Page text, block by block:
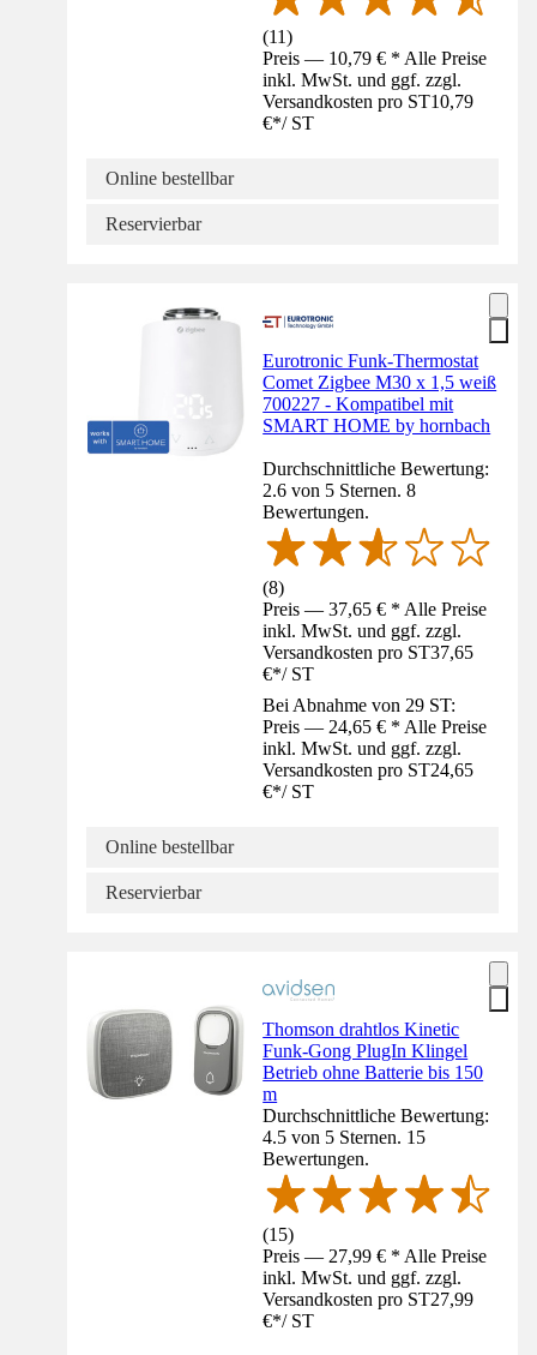
(11)
Preis — 10,79 € * Alle Preise
inkl. MwSt. und ggf. zzgl.
Versandkosten pro ST10,79
€*/ ST
Online bestellbar
Reservierbar
Eurotronic Funk-Thermostat
Comet Zigbee M30 x 1,5 weiß
700227 - Kompatibel mit
SMART HOME by hornbach
Durchschnittliche Bewertung:
2.6 von 5 Sternen. 8
Bewertungen.
(8)
Preis — 37,65 € * Alle Preise
inkl. MwSt. und ggf. zzgl.
Versandkosten pro ST37,65
€*/ ST
Bei Abnahme von 29 ST:
Preis — 24,65 € * Alle Preise
inkl. MwSt. und ggf. zzgl.
Versandkosten pro ST24,65
€*/ ST
Online bestellbar
Reservierbar
Thomson drahtlos Kinetic
Funk-Gong PlugIn Klingel
Betrieb ohne Batterie bis 150
m
Durchschnittliche Bewertung:
4.5 von 5 Sternen. 15
Bewertungen.
(15)
Preis — 27,99 € * Alle Preise
inkl. MwSt. und ggf. zzgl.
Versandkosten pro ST27,99
€*/ ST